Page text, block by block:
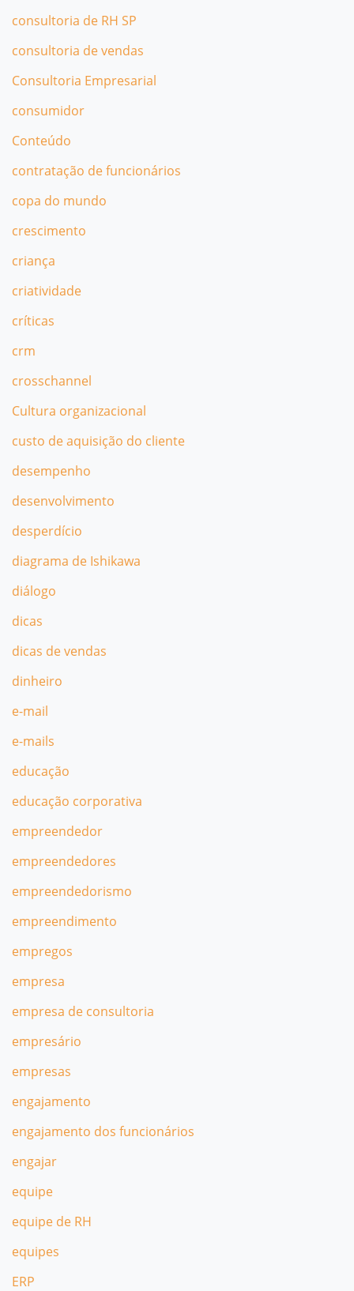
consultoria de RH SP
consultoria de vendas
Consultoria Empresarial
consumidor
Conteúdo
contratação de funcionários
copa do mundo
crescimento
criança
criatividade
críticas
crm
crosschannel
Cultura organizacional
custo de aquisição do cliente
desempenho
desenvolvimento
desperdício
diagrama de Ishikawa
diálogo
dicas
dicas de vendas
dinheiro
e-mail
e-mails
educação
educação corporativa
empreendedor
empreendedores
empreendedorismo
empreendimento
empregos
empresa
empresa de consultoria
empresário
empresas
engajamento
engajamento dos funcionários
engajar
equipe
equipe de RH
equipes
ERP